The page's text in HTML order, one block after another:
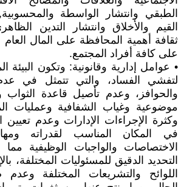
الطبقي وانتشار الواسطة
القيم والأخلاق وانتشار التدين
ثقافة أهمية المحافظة على المال
على كافة أفراد المجتمع.
• عوامل إدارية وقانونية: وتكون البيئة
لتفشي الفساد، والتي تتمثل في عدم
والحوافز، وعدم تأصيل قاعدة الثواب
موضوعية وغياب الشفافية وعمليات
وكثرة الإجراءات الإدارات وعدم تعيين
في المكان المناسب لقدراته
الاختصاصات والواجبات الوظيفية
التحديد الدقيق للمسئوليات المختلفة،
اللوائح والتشريعات المختلفة وعدم